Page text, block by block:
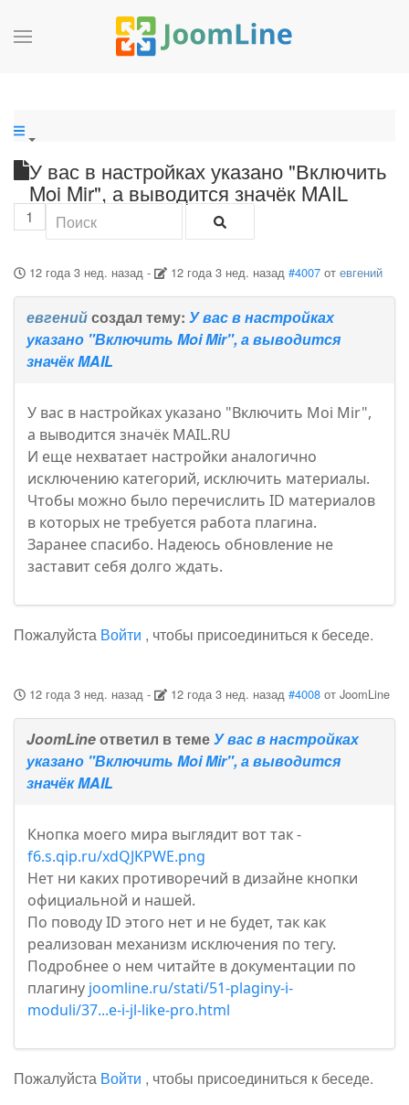
У вас в настройках указано "Включить
Moi Mir", а выводится значёк MAIL
1
12 года 3 нед. назад- 12 года 3 нед. назад #4007 отевгений
евгенийсоздал тему: У вас в настройках
указано "Включить Moi Mir", а выводится
значёк MAIL
У вас в настройках указано "Включить Moi Mir",
а выводится значёк MAIL.RU
И еще нехватает настройки аналогично
исключению категорий, исключить материалы.
Чтобы можно было перечислить ID материалов
в которых не требуется работа плагина.
Заранее спасибо. Надеюсь обновление не
заставит себя долго ждать.
Пожалуйста Войти , чтобы присоединиться к беседе.
12 года 3 нед. назад- 12 года 3 нед. назад #4008 отJoomLine
JoomLineответил в темеУ вас в настройках
указано "Включить Moi Mir", а выводится
значёк MAIL
Кнопка моего мира выглядит вот так -
f6.s.qip.ru/xdQJKPWE.png
Нет ни каких противоречий в дизайне кнопки
официальной и нашей.
По поводу ID этого нет и не будет, так как
реализован механизм исключения по тегу.
Подробнее о нем читайте в документации по
плагину joomline.ru/stati/51-plaginy-i-
moduli/37...e-i-jl-like-pro.html
Пожалуйста Войти , чтобы присоединиться к беседе.